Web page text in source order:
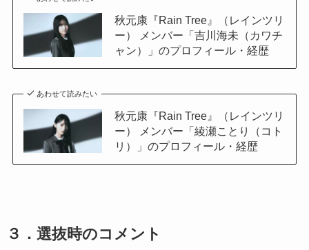
秋元康『Rain Tree』（レインツリ
ー） メンバー「吉川海未（カワチ
ャン）」のプロフィール・経歴
あわせて読みたい
秋元康『Rain Tree』（レインツリ
ー） メンバー「綾瀬ことり（コト
リ）」のプロフィール・経歴
３． 選抜時のコメント